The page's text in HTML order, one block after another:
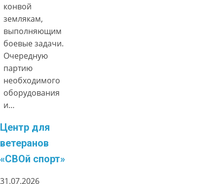
конвой
землякам,
выполняющим
боевые задачи.
Очередную
партию
необходимого
оборудования
и…
Центр для
ветеранов
«СВОй спорт»
31.07.2026